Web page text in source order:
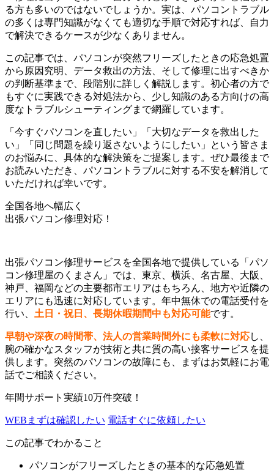
る方も多いのではないでしょうか。実は、パソコントラブル
の多くは専門知識がなくても適切な手順で対応すれば、自力
で解決できるケースが少なくありません。
この記事では、パソコンが突然フリーズしたときの応急処置
から原因究明、データ救出の方法、そして修理に出すべきか
の判断基準まで、段階別に詳しく解説します。初心者の方で
もすぐに実践できる対処法から、少し知識のある方向けの高
度なトラブルシューティングまで網羅しています。
「今すぐパソコンを直したい」「大切なデータを救出した
い」「同じ問題を繰り返さないようにしたい」という皆さま
のお悩みに、具体的な解決策をご提案します。ぜひ最後まで
お読みいただき、パソコントラブルに対する不安を解消して
いただければ幸いです。
全国各地へ幅広く
出張パソコン修理対応！
出張パソコン修理サービスを全国各地で提供している「パソ
コン修理屋のくまさん」では、東京、横浜、名古屋、大阪、
神戸、福岡などの主要都市エリアはもちろん、地方や近隣の
エリアにも迅速に対応しています。年中無休での電話受付を
行い、 土日・祝日、長期休暇期間中も対応可能です。
早朝や深夜の時間帯、法人の営業時間外にも柔軟に対応し、
腕の確かなスタッフが技術と共に質の高い接客サービスを提
供します。突然のパソコンの故障にも、まずはお気軽にお電
話でご相談ください。
年間サポート実績10万件突破！
WEB まずは確認したい 電話すぐに依頼したい
この記事でわかること
パソコンがフリーズしたときの基本的な応急処置